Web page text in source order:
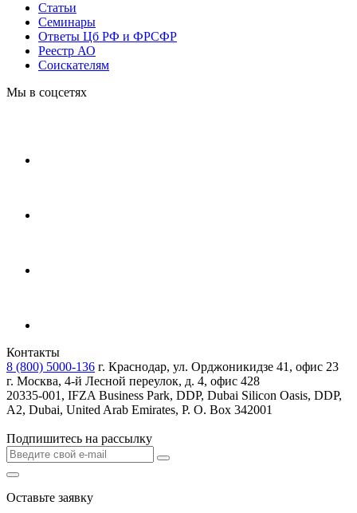
Статьи
Cеминары
Ответы Цб РФ и ФРСФР
Реестр АО
Соискателям
Мы в соцсетях
Контакты
8 (800) 5000-136 г. Краснодар, ул. Орджоникидзе 41, офис 23
г. Москва, 4-й Лесной переулок, д. 4, офис 428
20335-001, IFZA Business Park, DDP, Dubai Silicon Oasis, DDP,
A2, Dubai, United Arab Emirates, P. O. Box 342001
Подпишитесь на рассылку
Оставьте заявку